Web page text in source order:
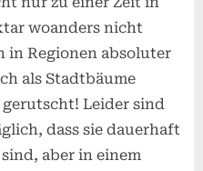
woanders nicht
in Regionen absoluter
als Stadtbäume
Leider sind
dass sie dauerhaft
aber in einem